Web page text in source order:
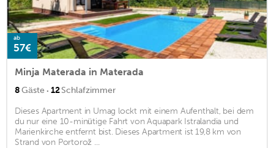
ab
57€
Minja Materada in Materada
8Gäste · 12Schlafzimmer
Dieses Apartment in Umag lockt mit einem Aufenthalt, bei dem
du nur eine 10-minütige Fahrt von Aquapark Istralandia und
Marienkirche entfernt bist. Dieses Apartment ist 19,8 km von
Strand von Portorož ...